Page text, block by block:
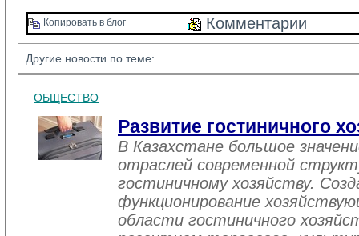
Копировать в блог Комментарии
Другие новости по теме:
ОБЩЕСТВО
Развитие гостиничного
В Казахстане большое
отраслей современной
гостиничному хозяйству.
функционирование
области гостиничного